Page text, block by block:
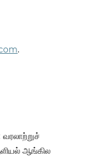
.
ஆங்கில